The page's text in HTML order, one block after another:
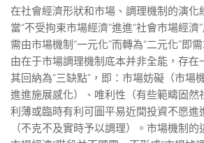
在社會經濟形狀和市場、調理機制的演化
當“不受拘束市場經濟”進進“社會市場經
需由市場機制“一元化”而轉為“二元化”即
由在于市場調理機制底本并非全能，存在
其回納為“三缺點”，即：市場妨礙（市場
進進施展感化）、唯利性（有些範疇固然
利薄或臨時有利可圖平易近間投資不愿進
（不克不及實時予以調理）。市場機制的